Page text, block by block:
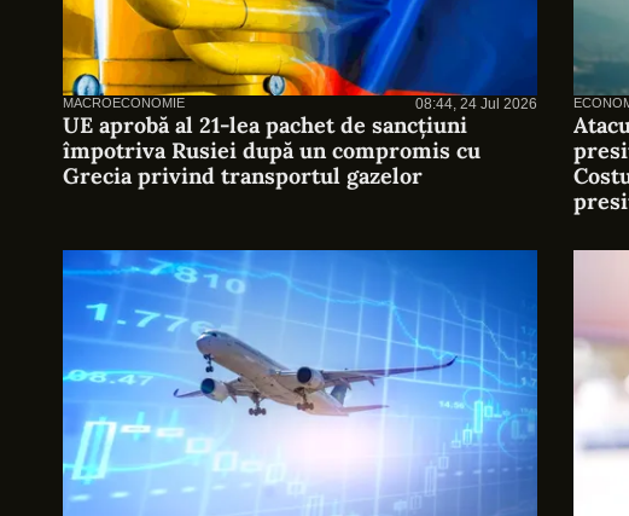
MACROECONOMIE 08:44, 24 Jul 2026
UE aprobă al 21-lea pachet de sancțiuni
împotriva Rusiei după un compromis cu
Grecia privind transportul gazelor